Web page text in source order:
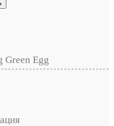
Green Egg